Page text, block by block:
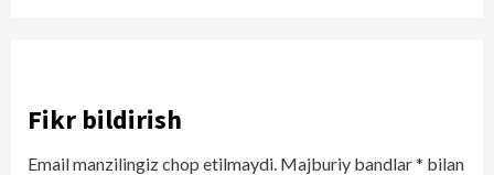
Fikr bildirish
Email manzilingiz chop etilmaydi. Majburiy bandlar* bilan